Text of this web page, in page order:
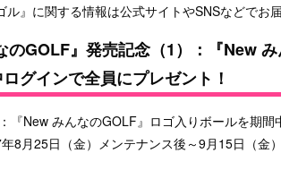
ル』に関する情報は公式サイトやSNSなどでお
のGOLF』発売記念（1）：『New
グインで全員にプレゼント！
『New みんなのGOLF』ロゴ入りボールを期間
8月25日（金）メンテナンス後～9月15日（金